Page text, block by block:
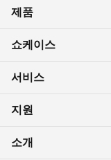
제품
쇼케이스
서비스
지원
소개